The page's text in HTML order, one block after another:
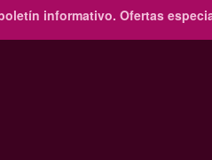
informativo. Ofertas